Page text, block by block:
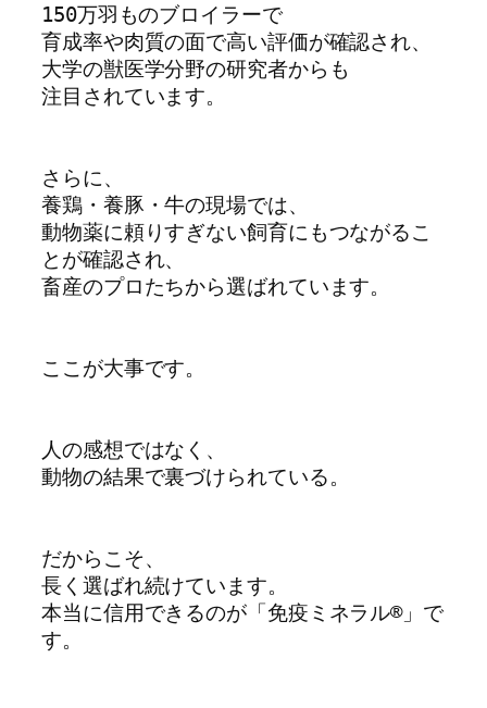
150万羽ものブロイラーで
育成率や肉質の面で高い評価が確認され、
大学の獣医学分野の研究者からも
注目されています。
さらに、
養鶏・養豚・牛の現場では、
動物薬に頼りすぎない飼育にもつながるこ
とが確認され、
畜産のプロたちから選ばれています。
ここが大事です。
人の感想ではなく、
動物の結果で裏づけられている。
だからこそ、
長く選ばれ続けています。
本当に信用できるのが「免疫ミネラル®」で
す。